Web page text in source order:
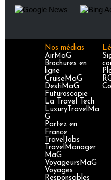
Nos médias
AirMaG
Brochures en
ligne
CruiseMaG
DestiMaG
Futuroscopie
La Travel Tech
LuxuryTravelMa
G
Partez en
France
TravelJobs
TravelManager
MaG
VoyageursMaG
Voyages
Responsables